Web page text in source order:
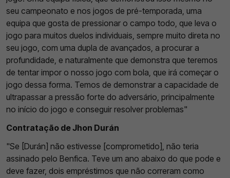
seu campeonato e nos jogos de pré-temporada, uma
equipa que gosta de pressionar o campo todo, que leva o
jogo para muitos duelos individuais, sempre muito direta no
seu jogo, com uma dupla de avançados, a procurar a
profundidade, e naturalmente que demonstra que teremos
de tentar impor o nosso jogo com bola, que irá começar o
jogo dessa forma. Temos de demonstrar a capacidade de
ultrapassar a pressão forte do adversário, principalmente
no início do jogo e conseguir resolver problemas"
Contratação de Jhon Durán
"Se [Durán] não estivesse [comprometido], não teria
assinado pelo Benfica. Teve um ano abaixo do que pode e
deve fazer, dois empréstimos que não correram como